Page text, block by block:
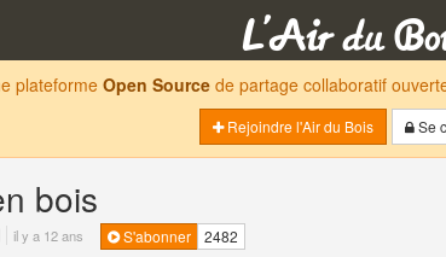
plateforme Open Source de partage collaboratif
Rejoindre l'Air du Bois
Se
bois
il y a 12 ans S'abonner 2482